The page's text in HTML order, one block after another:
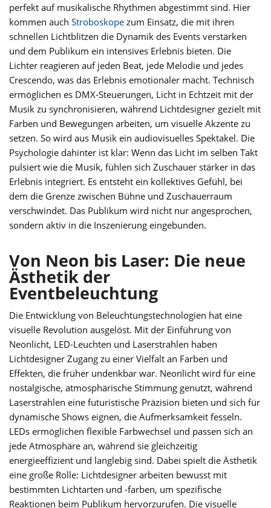
perfekt auf musikalische Rhythmen abgestimmt sind. Hier
kommen auchStroboskope zum Einsatz, die mit ihren
schnellen Lichtblitzen die Dynamik des Events verstärken
und dem Publikum ein intensives Erlebnis bieten. Die
Lichter reagieren auf jeden Beat, jede Melodie und jedes
Crescendo, was das Erlebnis emotionaler macht. Technisch
ermöglichen es DMX-Steuerungen, Licht in Echtzeit mit der
Musik zu synchronisieren, während Lichtdesigner gezielt mit
Farben und Bewegungen arbeiten, um visuelle Akzente zu
setzen. So wird aus Musik ein audiovisuelles Spektakel. Die
Psychologie dahinter ist klar: Wenn das Licht im selben Takt
pulsiert wie die Musik, fühlen sich Zuschauer stärker in das
Erlebnis integriert. Es entsteht ein kollektives Gefühl, bei
dem die Grenze zwischen Bühne und Zuschauerraum
verschwindet. Das Publikum wird nicht nur angesprochen,
sondern aktiv in die Inszenierung eingebunden.
Von Neon bis Laser: Die neue
Ästhetik der
Eventbeleuchtung
Die Entwicklung von Beleuchtungstechnologien hat eine
visuelle Revolution ausgelöst. Mit der Einführung von
Neonlicht, LED-Leuchten und Laserstrahlen haben
Lichtdesigner Zugang zu einer Vielfalt an Farben und
Effekten, die früher undenkbar war. Neonlicht wird für eine
nostalgische, atmosphärische Stimmung genutzt, während
Laserstrahlen eine futuristische Präzision bieten und sich für
dynamische Shows eignen, die Aufmerksamkeit fesseln.
LEDs ermöglichen flexible Farbwechsel und passen sich an
jede Atmosphäre an, während sie gleichzeitig
energieeffizient und langlebig sind. Dabei spielt die Ästhetik
eine große Rolle: Lichtdesigner arbeiten bewusst mit
bestimmten Lichtarten und -farben, um spezifische
Reaktionen beim Publikum hervorzurufen. Die visuelle